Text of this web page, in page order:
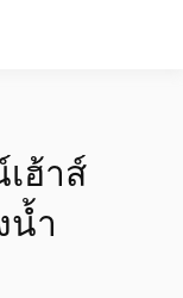
ฮ้าส์
น้ำ